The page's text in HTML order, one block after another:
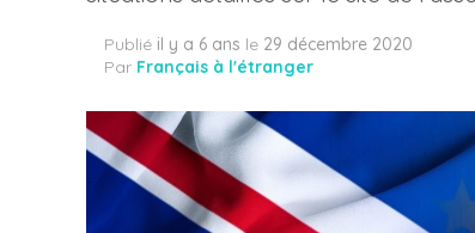
Publié il y a 6 ans le 29 décembre 2020
Par Français à l'étranger